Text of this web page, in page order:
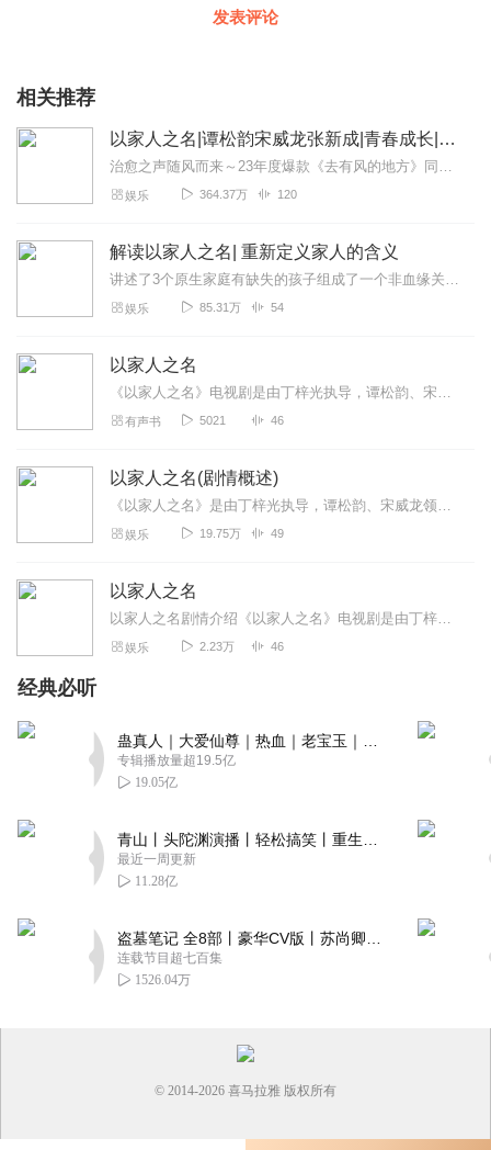
发表评论
相关推荐
以家人之名|谭松韵宋威龙张新成|青春成长|影视原声
治愈之声随风而来～23年度爆款《去有风的地方》同名多人有声剧全新上线【专辑简介】三个没有血缘关系、在原生家庭遭遇过不同伤痛的孩子，机缘巧合下凑在一起成为了兄妹。...
娱乐 364.37万 120
解读以家人之名| 重新定义家人的含义
讲述了3个原生家庭有缺失的孩子组成了一个非血缘关系的家庭，兄妹三人在成长中彼此扶持，逐渐治愈了内心的伤，与过去的自己和解，成为了更好的人。本专辑在【喜马拉雅FM...
娱乐 85.31万 54
以家人之名
《以家人之名》电视剧是由丁梓光执导，谭松韵、宋威龙领衔主演，张新成特别出演，涂松岩、孙铱、何瑞贤、安戈等主演，张晞临友情出演的青春成长治愈剧。三个没有血缘关系、...
有声书 5021 46
以家人之名(剧情概述)
《以家人之名》是由丁梓光执导，谭松韵、宋威龙领衔主演，张新成特别出演，涂松岩、孙铱、何瑞贤、安戈等主演，张晞临、杨童舒友情出演的青春成长治愈剧。该剧讲述了3个原...
娱乐 19.75万 49
以家人之名
以家人之名剧情介绍《以家人之名》电视剧是由丁梓光执导，谭松韵、宋威龙领衔主演，张新成特别出演，涂松岩、孙铱、何瑞贤、安戈等主演，张晞临友情出演的青春成长治愈剧。...
娱乐 2.23万 46
经典必听
专辑播放量超19.5亿
19.05亿
最近一周更新
11.28亿
连载节目超七百集
1526.04万
© 2014-2026 喜马拉雅 版权所有